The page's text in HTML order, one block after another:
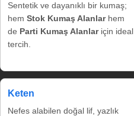
Sentetik ve dayanıklı bir kumaş;
hem Stok Kumaş Alanlarhem
de Parti Kumaş Alanlariçin ideal
tercih.
Keten
Nefes alabilen doğal lif, yazlık